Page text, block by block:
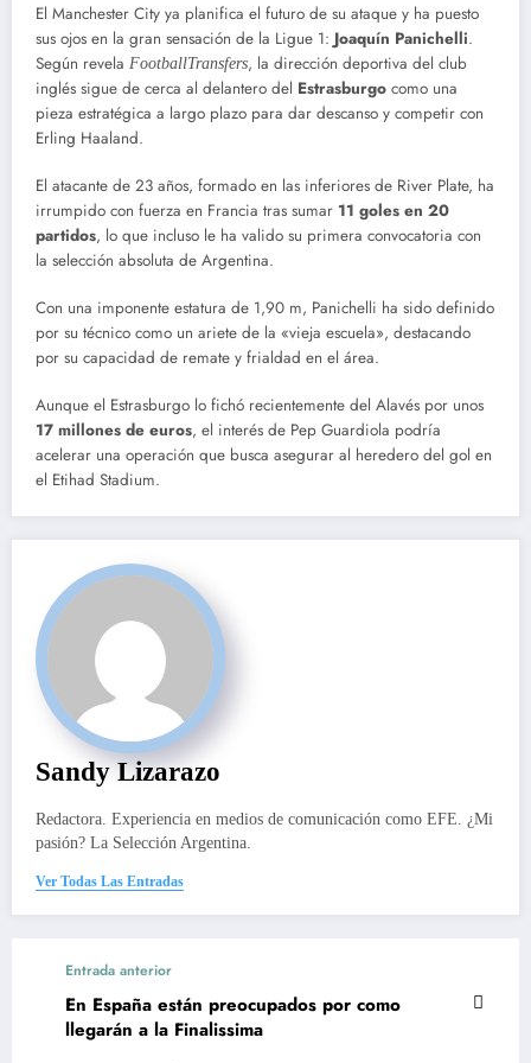
El Manchester City ya planifica el futuro de su ataque y ha puesto
sus ojos en la gran sensación de la Ligue 1: Joaquín Panichelli.
Según revela FootballTransfers, la dirección deportiva del club
inglés sigue de cerca al delantero del Estrasburgo como una
pieza estratégica a largo plazo para dar descanso y competir con
Erling Haaland.
El atacante de 23 años, formado en las inferiores de River Plate, ha
irrumpido con fuerza en Francia tras sumar 11 goles en 20
partidos, lo que incluso le ha valido su primera convocatoria con
la selección absoluta de Argentina.
Con una imponente estatura de 1,90 m, Panichelli ha sido definido
por su técnico como un ariete de la «vieja escuela», destacando
por su capacidad de remate y frialdad en el área.
Aunque el Estrasburgo lo fichó recientemente del Alavés por unos
17 millones de euros, el interés de Pep Guardiola podría
acelerar una operación que busca asegurar al heredero del gol en
el Etihad Stadium.
Sandy Lizarazo
Redactora. Experiencia en medios de comunicación como EFE. ¿Mi
pasión? La Selección Argentina.
Ver Todas Las Entradas
Entrada anterior
En España están preocupados por como
llegarán a la Finalissima